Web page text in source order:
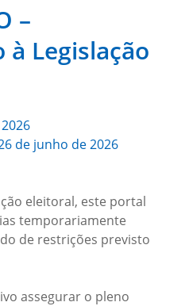
–
Legislação
de junho de 2026
eleitoral, este portal
temporariamente
de restrições previsto
assegurar o pleno